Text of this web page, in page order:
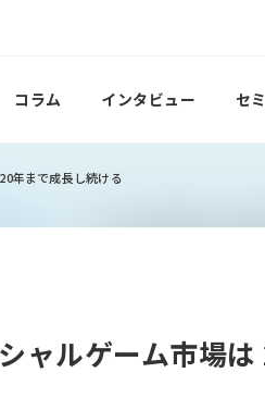
コラム インタビュー セ
年まで成長し続ける
ャルゲーム市場